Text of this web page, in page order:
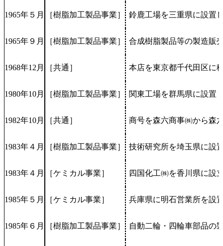
1965年５月 ［樹脂加工製品事業］ 鈴鹿工場を三重県に設置
1965年９月 ［樹脂加工製品事業］ 合成樹脂製品等の製造販
1968年12月 ［共通］ 本店を東京都千代田区に
1980年10月 ［樹脂加工製品事業］ 関東工場を群馬県に設置
1982年10月 ［共通］ 商号を森六商事㈱から森
1983年４月 ［樹脂加工製品事業］ 技術研究所を埼玉県に設
1983年４月 ［ケミカル事業］ 四国化工㈱を香川県に設
1985年５月 ［ケミカル事業］ 兵庫県に明石営業所を設
1985年６月 ［樹脂加工製品事業］ 自動二輪・四輪車部品の